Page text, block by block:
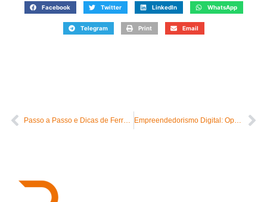
Facebook Twitter LinkedIn WhatsApp
Telegram Print Email
Passo a Passo e Dicas de Ferramentas para a Cobrança de Clientes Empreendedorismo Digital: Oportunidades no Mercado Online